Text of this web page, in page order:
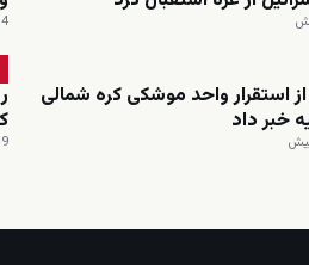
14
از استقرار واحد موشکی کره شمالی
خبر داد
19